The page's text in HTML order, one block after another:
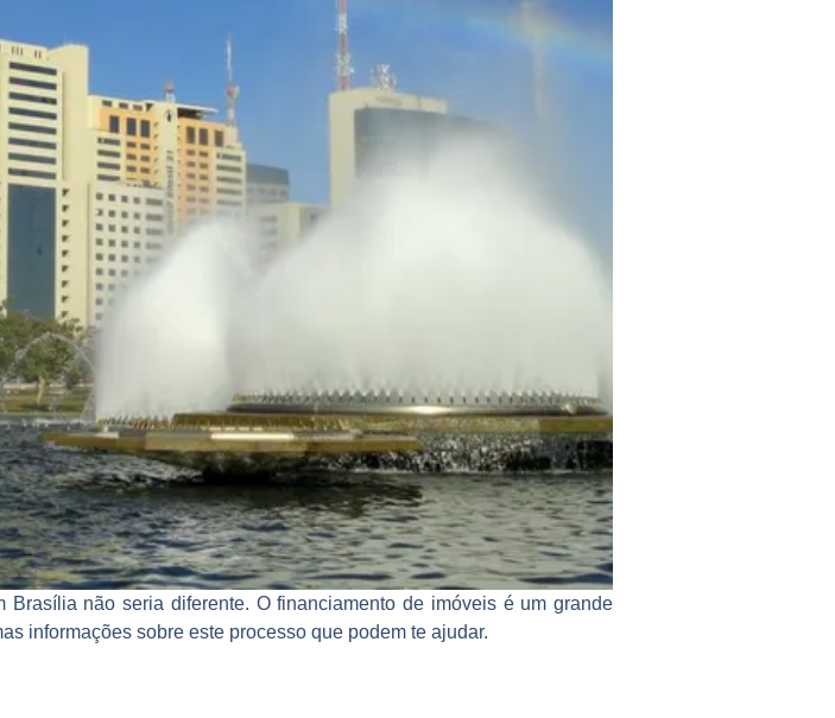
não seria diferente. O financiamento de imóveis é um grande
informações sobre este processo que podem te ajudar.